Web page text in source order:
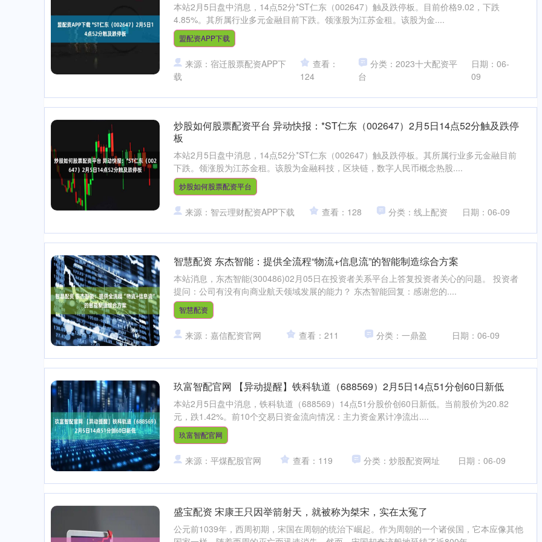
本站2月5日盘中消息，14点52分*ST仁东（002647）触及跌停板。目前价格9.02，下跌
4.85%。其所属行业多元金融目前下跌。领涨股为江苏金租。该股为金....
盟配资APP下载
来源：宿迁股票配资APP下
载
查看：
124
分类：2023十大配资平
台
日期：06-
09
炒股如何股票配资平台 异动快报：*ST仁东（002647）2月5日14点52分触及跌停
板
本站2月5日盘中消息，14点52分*ST仁东（002647）触及跌停板。其所属行业多元金融目前
下跌。领涨股为江苏金租。该股为金融科技，区块链，数字人民币概念热股....
炒股如何股票配资平台
来源：智云理财配资APP下载 查看：128 分类：线上配资 日期：06-09
智慧配资 东杰智能：提供全流程“物流+信息流”的智能制造综合方案
本站消息，东杰智能(300486)02月05日在投资者关系平台上答复投资者关心的问题。 投资者
提问：公司有没有向商业航天领域发展的能力？ 东杰智能回复：感谢您的....
智慧配资
来源：嘉信配资官网 查看：211 分类：一鼎盈 日期：06-09
玖富智配官网 【异动提醒】铁科轨道（688569）2月5日14点51分创60日新低
本站2月5日盘中消息，铁科轨道（688569）14点51分股价创60日新低。当前股价为20.82
元，跌1.42%。前10个交易日资金流向情况：主力资金累计净流出....
玖富智配官网
来源：平煤配股官网 查看：119 分类：炒股配资网址 日期：06-09
盛宝配资 宋康王只因举箭射天，就被称为桀宋，实在太冤了
公元前1039年，西周初期，宋国在周朝的统治下崛起。作为周朝的一个诸侯国，它本应像其他